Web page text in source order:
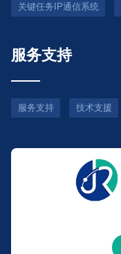
关键任务IP通信系统
服务支持
服务支持 技术支援